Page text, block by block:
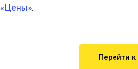
«Цены».
Перейти к